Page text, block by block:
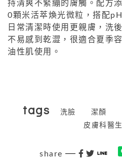
持清爽不緊繃的膚觸。配方
0顆米活萃煥光微粒，搭配
日常清潔時使用更親膚，洗
不易感到乾澀，很適合夏季
油性肌使用。
tags 洗臉 潔顏
皮膚科醫生
share